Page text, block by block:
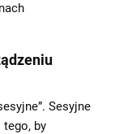
Sesyjne
by